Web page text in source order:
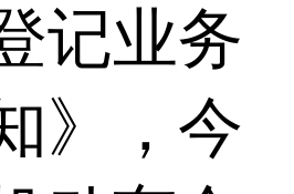
记业务
》，今